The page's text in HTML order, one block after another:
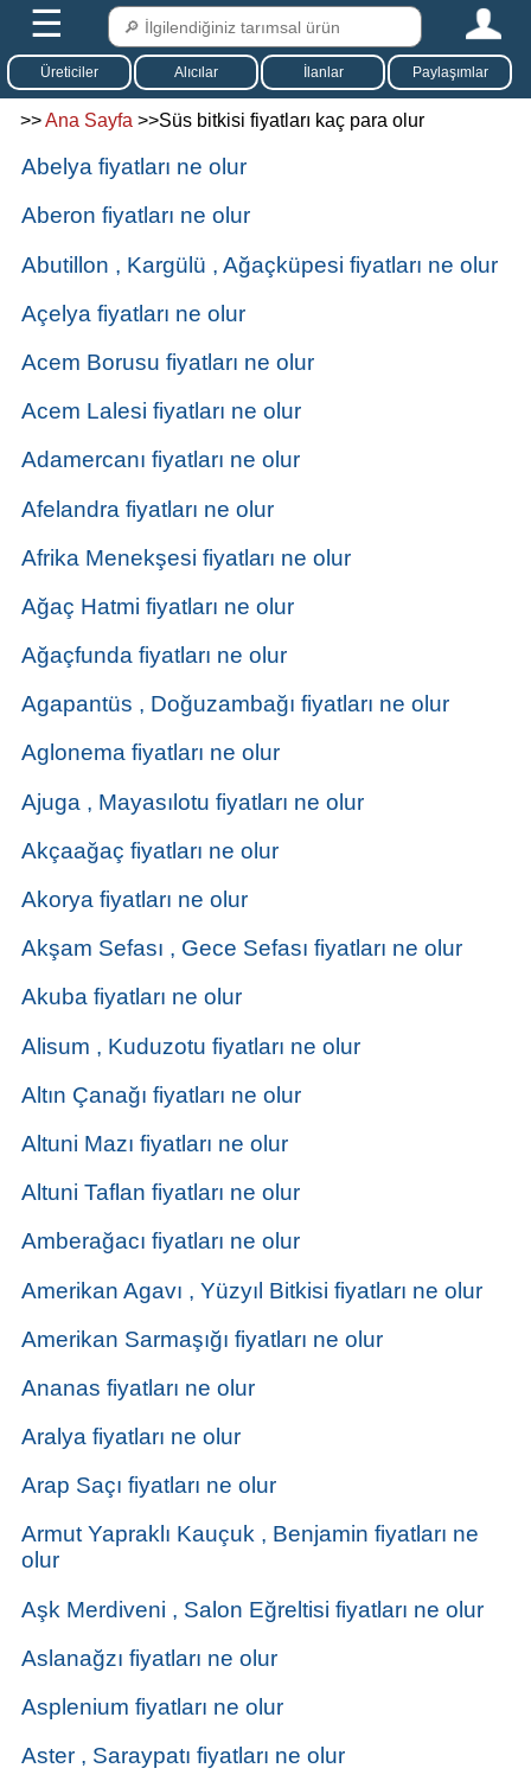
☰
Üreticiler Alıcılar İlanlar Paylaşımlar
>>Ana Sayfa >>Süs bitkisi fiyatları kaç para olur
Abelya fiyatları ne olur
Aberon fiyatları ne olur
Abutillon , Kargülü , Ağaçküpesi fiyatları ne olur
Açelya fiyatları ne olur
Acem Borusu fiyatları ne olur
Acem Lalesi fiyatları ne olur
Adamercanı fiyatları ne olur
Afelandra fiyatları ne olur
Afrika Menekşesi fiyatları ne olur
Ağaç Hatmi fiyatları ne olur
Ağaçfunda fiyatları ne olur
Agapantüs , Doğuzambağı fiyatları ne olur
Aglonema fiyatları ne olur
Ajuga , Mayasılotu fiyatları ne olur
Akçaağaç fiyatları ne olur
Akorya fiyatları ne olur
Akşam Sefası , Gece Sefası fiyatları ne olur
Akuba fiyatları ne olur
Alisum , Kuduzotu fiyatları ne olur
Altın Çanağı fiyatları ne olur
Altuni Mazı fiyatları ne olur
Altuni Taflan fiyatları ne olur
Amberağacı fiyatları ne olur
Amerikan Agavı , Yüzyıl Bitkisi fiyatları ne olur
Amerikan Sarmaşığı fiyatları ne olur
Ananas fiyatları ne olur
Aralya fiyatları ne olur
Arap Saçı fiyatları ne olur
Armut Yapraklı Kauçuk , Benjamin fiyatları ne
olur
Aşk Merdiveni , Salon Eğreltisi fiyatları ne olur
Aslanağzı fiyatları ne olur
Asplenium fiyatları ne olur
Aster , Saraypatı fiyatları ne olur